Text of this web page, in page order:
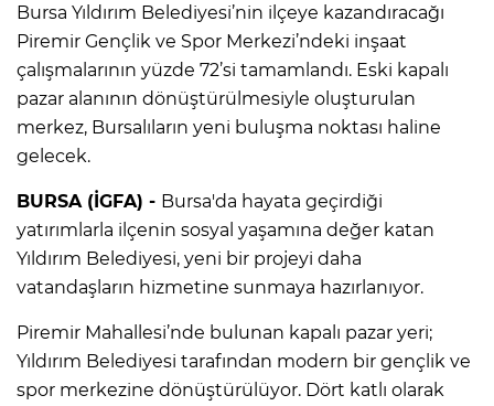
Bursa Yıldırım Belediyesi’nin ilçeye kazandıracağı
Piremir Gençlik ve Spor Merkezi’ndeki inşaat
çalışmalarının yüzde 72’si tamamlandı. Eski kapalı
pazar alanının dönüştürülmesiyle oluşturulan
merkez, Bursalıların yeni buluşma noktası haline
gelecek.
BURSA (İGFA) - Bursa'da hayata geçirdiği
yatırımlarla ilçenin sosyal yaşamına değer katan
Yıldırım Belediyesi, yeni bir projeyi daha
vatandaşların hizmetine sunmaya hazırlanıyor.
Piremir Mahallesi’nde bulunan kapalı pazar yeri;
Yıldırım Belediyesi tarafından modern bir gençlik ve
spor merkezine dönüştürülüyor. Dört katlı olarak